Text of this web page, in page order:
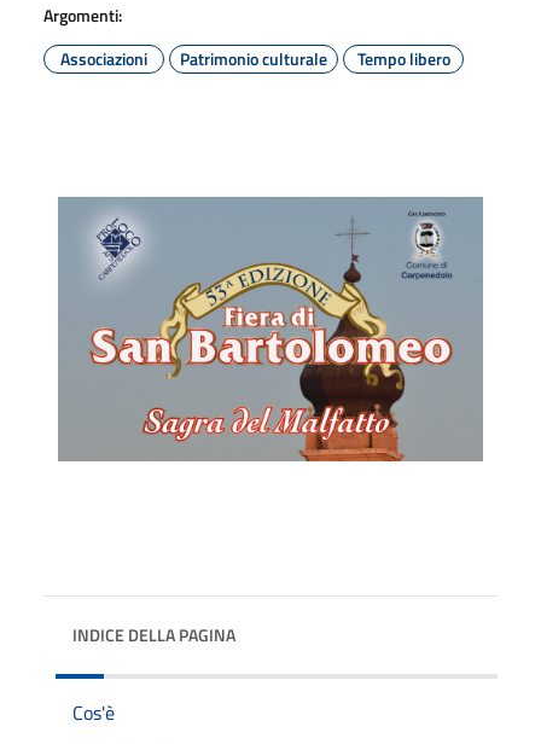
Argomenti:
Associazioni
Patrimonio culturale Tempo libero
INDICE DELLA PAGINA
Cos'è